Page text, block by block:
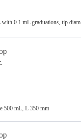
0.1 mL graduations, tip
500 mL, L 350 mm